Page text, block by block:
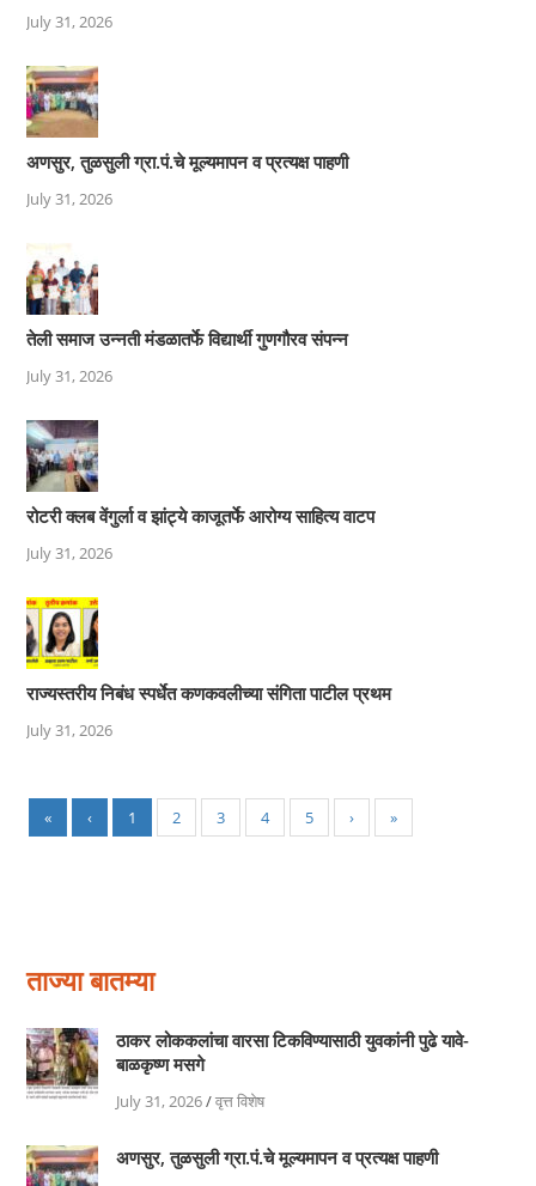
July 31, 2026
अणसुर, तुळसुली ग्रा.पं.चे मूल्यमापन व प्रत्यक्ष पाहणी
July 31, 2026
तेली समाज उन्नती मंडळातर्फे विद्यार्थी गुणगौरव संपन्न
July 31, 2026
रोटरी क्लब वेंगुर्ला व झांट्ये काजूतर्फे आरोग्य साहित्य वाटप
July 31, 2026
राज्यस्तरीय निबंध स्पर्धेत कणकवलीच्या संगिता पाटील प्रथम
July 31, 2026
« ‹ 1 2 3 4 5 › »
ताज्या बातम्या
ठाकर लोककलांचा वारसा टिकविण्यासाठी युवकांनी पुढे यावे-
बाळकृष्ण मसगे
July 31, 2026/वृत्त विशेष
अणसुर, तुळसुली ग्रा.पं.चे मूल्यमापन व प्रत्यक्ष पाहणी